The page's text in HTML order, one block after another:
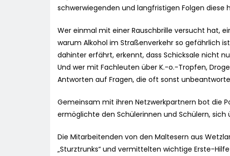
schwerwiegenden und langfristigen Folgen diese
Wer einmal mit einer Rauschbrille versucht hat,
warum Alkohol im Straßenverkehr so gefährlich
dahinter erfährt, erkennt, dass Schicksale nicht
Und wer mit Fachleuten über K.-o.-Tropfen,
Antworten auf Fragen, die oft sonst
Gemeinsam mit ihren Netzwerkpartnern bot die
ermöglichte den Schülerinnen und Schülern,
Die Mitarbeitenden von den Maltesern aus
„Sturztrunks“ und vermittelten wichtige Erste-